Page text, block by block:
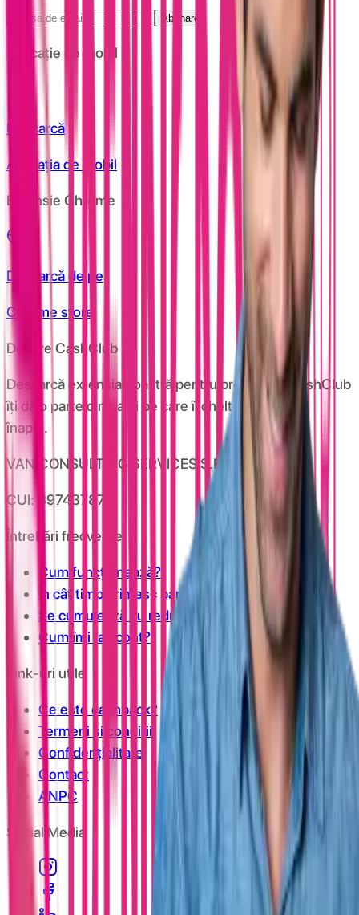
Abonare
Aplicație de mobil
Descarcă
Aplicația de mobil
Extensie Chrome
Descarcă de pe
Chrome store
Despre CashClub
Descarcă extensia noastră pentru browser și CashClub
îți dă o parte din banii pe care îi cheltuiești online
înapoi.
VAN CONSULTING SERVICES S.R.L.
CUI: 39743787
Întrebări frecvente
Cum funcționează?
În cât timp primesc banii în cont?
Se cumulează cu reducerile?
Cum îmi fac cont?
Link-uri utile
Ce este cashback?
Termeni și condiții
Confidențialitate
Contact
ANPC
Social Media